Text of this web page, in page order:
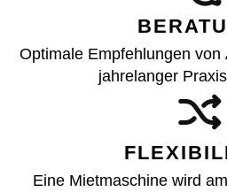
Optimale Empfehlungen
jahrelanger
Eine Mietmaschine wird